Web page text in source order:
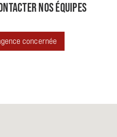
NOS ÉQUIPES
concernée